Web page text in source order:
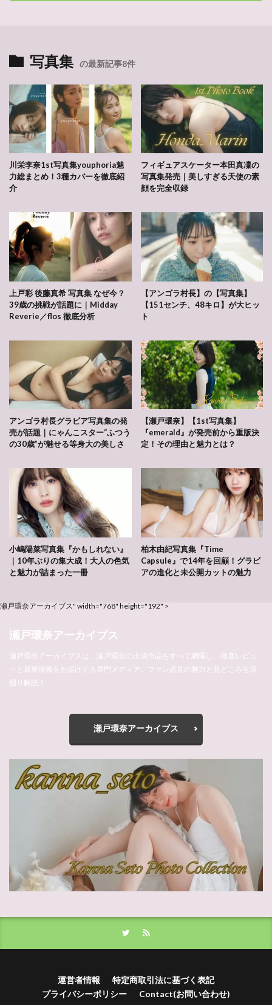
写真集 の最新記事8件
川栄李奈1st写真集youphoria魅
力総まとめ！3種カバーを徹底紹
介
フィギュアスケーター本田真凜の
写真集発売｜美しすぎる天使の素
顔を完全収録
上戸彩 後藤真希 写真集 なぜ今？
39歳の挑戦が話題に｜Midday
Reverie／flos 徹底分析
【アンゴラ村長】の【写真集】
【151センチ、48キロ】が大ヒッ
ト
アンゴラ村長グラビア写真集の発
売が話題｜にゃんこスター“ふつう
の30歳”が魅せる等身大の美しさ
【瀬戸環奈】【1st写真集】
『emerald』が発売前から重版決
定！その理由と魅力とは？
小嶋陽菜写真集『かもしれない』
｜10年ぶりの集大成！大人の色気
と魅力が詰まった一冊
柏木由紀写真集『Time
Capsule』で14年を回顧！グラビ
アの進化と未公開カットの魅力
瀬戸環奈アーカイブス" width="768" height="192" >
瀬戸環奈アーカイブス
瀬戸環奈アーカイブスは、瀬戸環奈の出演作品をすべて網羅し、徹底レビュ
ーと最新情報をお届けする専門メディア。ファン必見の魅力と見どころを深
掘り解説！
瀬戸環奈アーカイブス
運営者情報
特定商取引法に基づく表記
プライバシーポリシー
Contact(お問い合わせ)